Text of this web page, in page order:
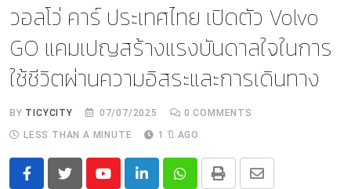
วอลโว่ คาร์ ประเทศไทย เปิดตัว Volvo
GO แคมเปญสร้างแรงบันดาลใจในการ
ใช้ชีวิตผ่านความอิสระและการเดินทาง
BY TICYCITY 07/07/2025 0 COMMENTS
LESS THAN A MINUTE
1 ปี AGO
YoutubeLinkedInWhatsapp
Print
Share